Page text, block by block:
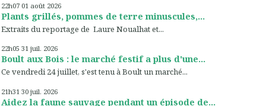
22h07 01 août 2026
Plants grillés, pommes de terre minuscules,...
Extraits du reportage de Laure Noualhat et...
22h05 31 juil. 2026
Boult aux Bois : le marché festif a plus d'une...
Ce vendredi 24 juillet, s'est tenu à Boult un marché...
21h31 30 juil. 2026
Aidez la faune sauvage pendant un épisode de...